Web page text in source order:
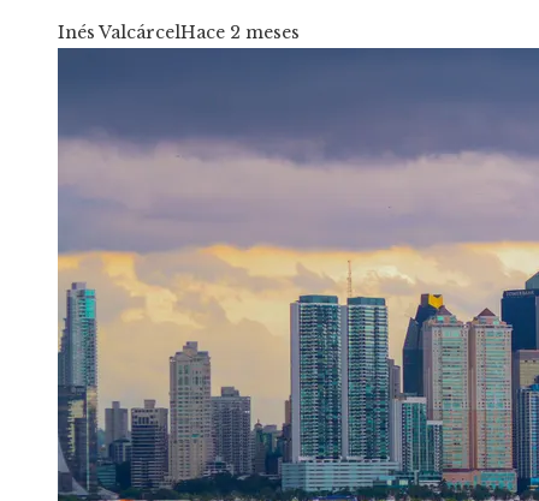
Inés ValcárcelHace 2 meses